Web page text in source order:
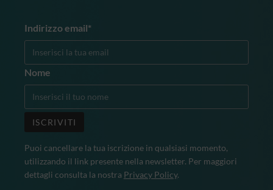
Indirizzo email*
Nome
Puoi cancellare la tua iscrizione in qualsiasi momento,
utilizzando il link presente nella newsletter. Per maggiori
dettagli consulta la nostra Privacy Policy.